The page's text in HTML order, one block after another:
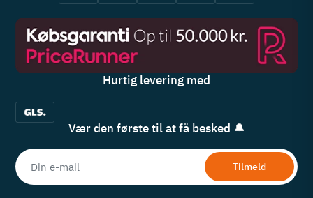
Hurtig levering med
Vær den første til at få besked 🔔
Tilmeld